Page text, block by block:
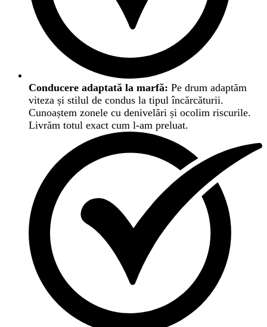
Conducere adaptată la marfă: Pe drum adaptăm
viteza și stilul de condus la tipul încărcăturii.
Cunoaștem zonele cu denivelări și ocolim riscurile.
Livrăm totul exact cum l-am preluat.